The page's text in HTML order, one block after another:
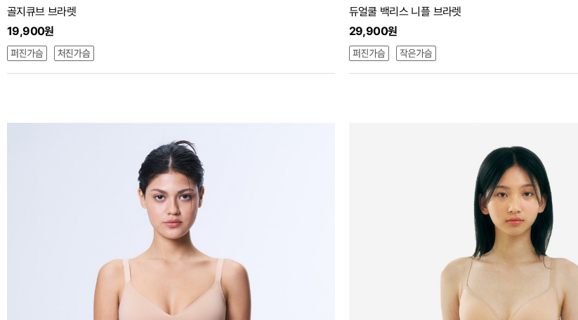
골지큐브 브라렛
19,900원
듀얼쿨 백리스 니플 브라렛
29,900원